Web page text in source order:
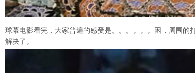
球幕电影看完，大家普遍的感受是。。。。。。困，周围
解决了。